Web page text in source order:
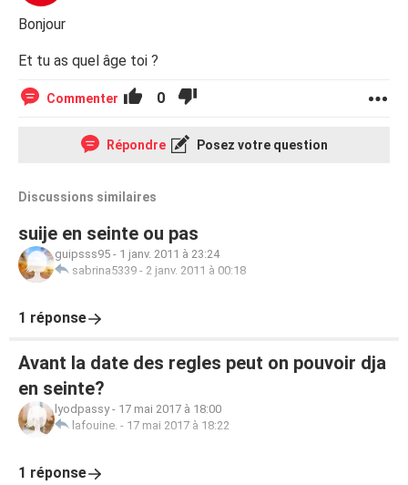
Bonjour
Et tu as quel âge toi ?
Commenter 0
Répondre Posez votre question
Discussions similaires
suije en seinte ou pas
guipsss95 - 1 janv. 2011 à 23:24
sabrina5339 - 2 janv. 2011 à 00:18
1 réponse
Avant la date des regles peut on pouvoir dja
en seinte?
lyodpassy- 17 mai 2017 à 18:00
lafouine. - 17 mai 2017 à 18:22
1 réponse